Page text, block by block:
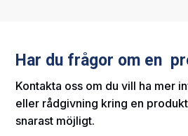
Har du frågor om en
Kontakta oss om du vill ha mer
eller rådgivning kring en
snarast möjligt.